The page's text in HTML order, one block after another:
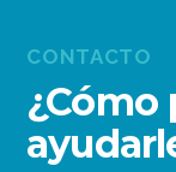
CONTACTO
¿Cómo